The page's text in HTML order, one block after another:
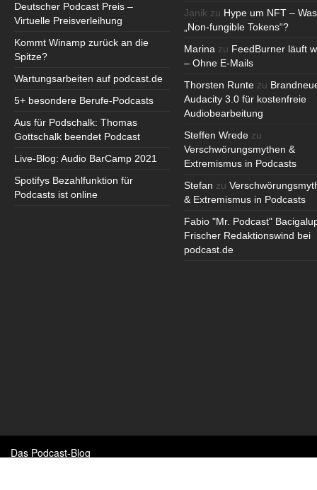
Deutscher Podcast Preis –
Virtuelle Preisverleihung
Kommt Winamp zurück an die
Spitze?
Wartungsarbeiten auf podcast.de
5+ besondere Berufe-Podcasts
Aus für Podschalk: Thomas
Gottschalk beendet Podcast
Live-Blog: Audio BarCamp 2021
Spotifys Bezahlfunktion für
Podcasts ist online
Janik zu Hype um NFT –
„Non-fungible Tokens“?
Marina zu FeedBurner läuft
– Ohne E-Mails
Thorsten Runte zu
Audacity 3.0 für kostenfreie
Audiobearbeitung
Steffen Wrede zu
Verschwörungsmythen &
Extremismus in Podcasts
Stefan zu
& Extremismus in Podcasts
Fabio "Mr. Podcast"
Frischer Redaktionswind bei
podcast.de
Das Podcast-Blog